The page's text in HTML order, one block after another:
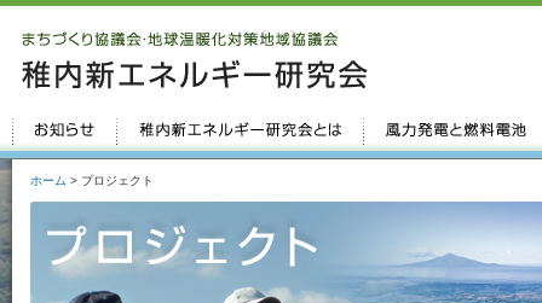
ホーム > プロジェクト